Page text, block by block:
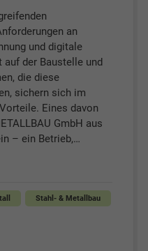
an
und digitale
auf der Baustelle und
die diese
sichern sich im
Eines davon
GmbH aus
– ein Betrieb,…
Stahl- & Metallbau